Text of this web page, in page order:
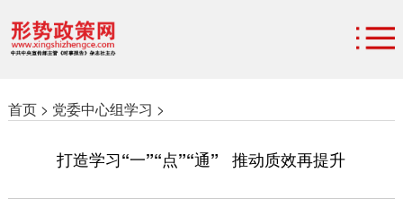
首页 > 党委中心组学习 >
打造学习“一”“点”“通”推动质效再提升